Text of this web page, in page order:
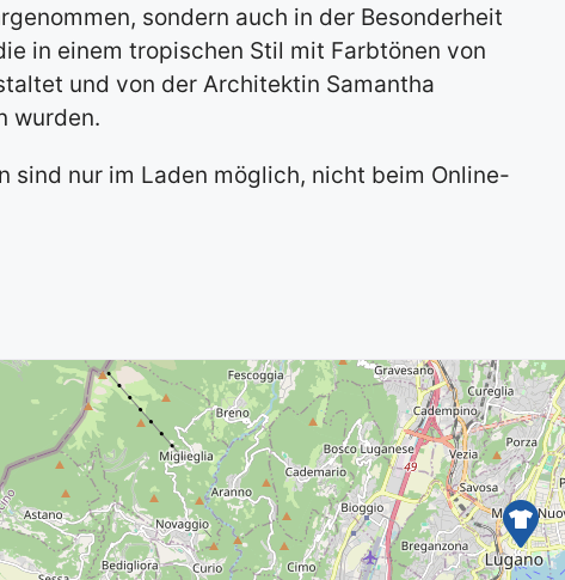
sondern auch in der Besonderheit
in einem tropischen Stil mit Farbtönen von
und von der Architektin Samantha
wurden.
sind nur im Laden möglich, nicht beim Online-